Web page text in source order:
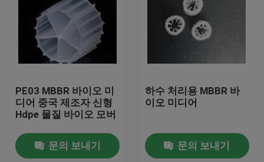
PE03 MBBR 바이오 미
디어 중국 제조자 신형
Hdpe 물질 바이오 모버
문의 보내기
하수 처리용 MBBR 바
이오 미디어
문의 보내기